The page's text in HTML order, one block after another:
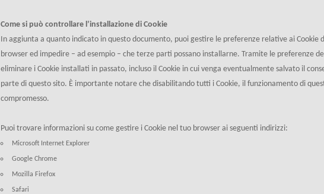
Come si può controllare l’installazione di Cookie
In aggiunta a quanto indicato in questo documento, puoi gestire le preferenze relative ai Cookie
browser ed impedire – ad esempio – che terze parti possano installarne. Tramite le preferenze
eliminare i Cookie installati in passato, incluso il Cookie in cui venga eventualmente salvato il
parte di questo sito. È importante notare che disabilitando tutti i Cookie, il funzionamento di
compromesso.
Puoi trovare informazioni su come gestire i Cookie nel tuo browser ai seguenti indirizzi:
Microsoft Internet Explorer
Google Chrome
Mozilla Firefox
Safari